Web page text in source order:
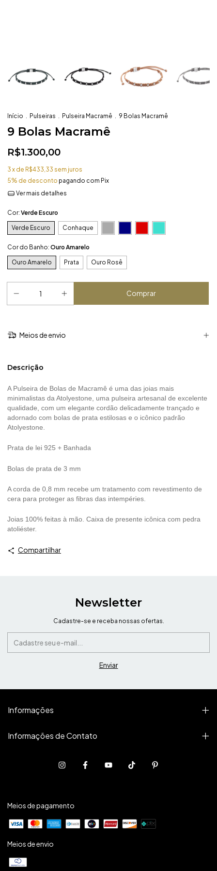
Início . Pulseiras . Pulseira Macramê . 9 Bolas Macramê
9 Bolas Macramê
R$1.300,00
3 x de R$433,33 sem juros
5% de desconto pagando com Pix
Ver mais detalhes
Cor: Verde Escuro
Verde Escuro Conhaque
Cor do Banho: Ouro Amarelo
Ouro Amarelo Prata Ouro Rosê
Meios de envio
Descrição
A Pulseira de Bolas de Macramê é uma das joias mais
minimalistas da Atolyestone, uma pulseira artesanal de excelente
qualidade, com um elegante cordão delicadamente trançado e
adornado com bolas de prata estilosas e o icônico padrão
Atolyestone.
Prata de lei 925 + Banhada
Bolas de prata de 3 mm
A corda de 0,8 mm recebe um tratamento com revestimento de
cera para proteger as fibras das intempéries.
Joias 100% feitas à mão. Caixa de presente icônica com pedra
atoliéster.
Compartilhar
Newsletter
Cadastre-se e receba nossas ofertas.
Informações
Informações de Contato
Meios de pagamento
Meios de envio